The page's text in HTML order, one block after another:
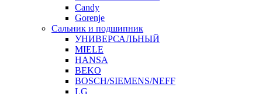
Candy
Gorenje
Сальник и подшипник
УНИВЕРСАЛЬНЫЙ
MIELE
HANSA
BEKO
BOSCH/SIEMENS/NEFF
LG